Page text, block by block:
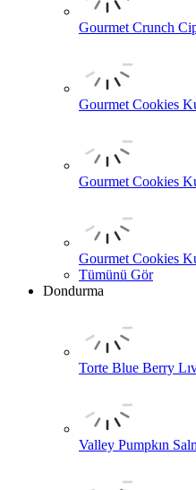
Gourmet Crunch
Gourmet Cookies
Gourmet Cookies
Gourmet Cookies
Tümünü Gör
Dondurma
Torte Blue Berry
Valley Pumpkın